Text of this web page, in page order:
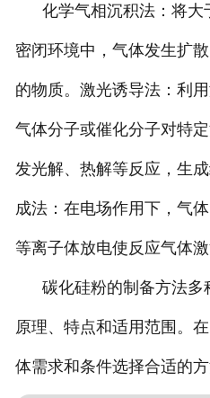
化学气相沉积法：将大
密闭环境中，气体发生扩
的物质。激光诱导法：利
气体分子或催化分子对特
发光解、热解等反应，生
成法：在电场作用下，气
等离子体放电使反应气体
碳化硅粉的制备方法多
原理、特点和适用范围。
体需求和条件选择合适的方